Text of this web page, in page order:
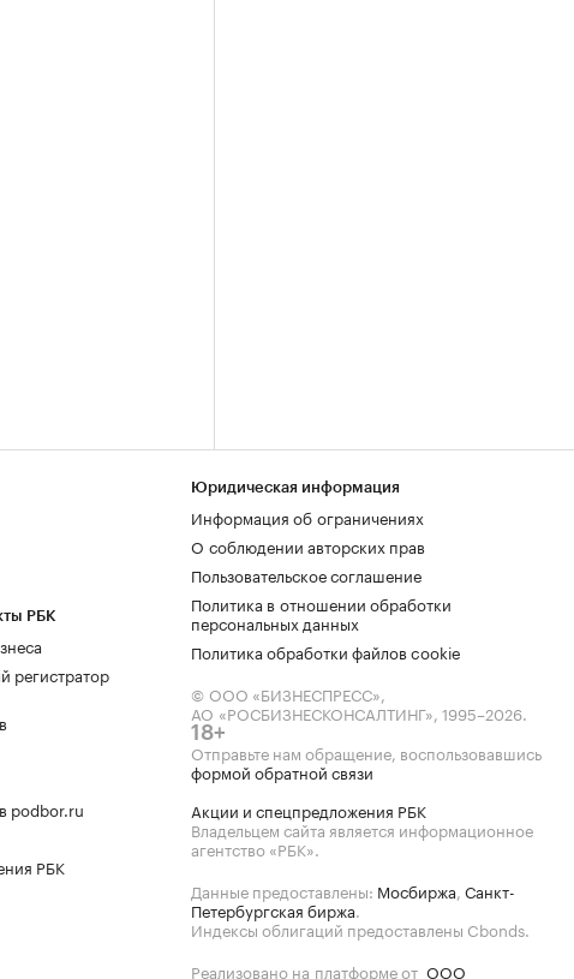
РБК
регистратор
podbor.ru
РБК
Юридическая информация
Информация об ограничениях
О соблюдении авторских прав
Пользовательское соглашение
Политика в отношении обработки
персональных данных
Политика обработки файлов cookie
© ООО «БИЗНЕСПРЕСС»,
АО «РОСБИЗНЕСКОНСАЛТИНГ», 1995–2026.
18+
Отправьте нам обращение, воспользовавшись
формой обратной связи
Акции и спецпредложения РБК
Владельцем сайта является информационное
агентство «РБК».
Данные предоставлены: Мосбиржа, Санкт-
Петербургская биржа.
Индексы облигаций предоставлены Cbonds.
Реализовано на платформе от ООО